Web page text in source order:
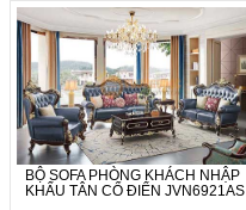
BỘ SOFA PHÒNG KHÁCH NHẬP
KHẨU TÂN CỔ ĐIỂN JVN6921AS